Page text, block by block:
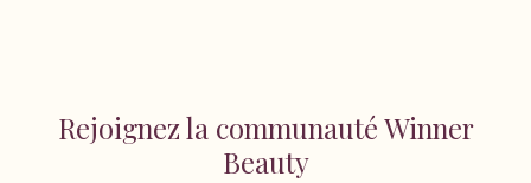
Rejoignez la communauté Winner
Beauty